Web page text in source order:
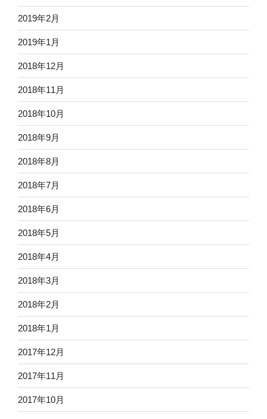
2019年2月
2019年1月
2018年12月
2018年11月
2018年10月
2018年9月
2018年8月
2018年7月
2018年6月
2018年5月
2018年4月
2018年3月
2018年2月
2018年1月
2017年12月
2017年11月
2017年10月